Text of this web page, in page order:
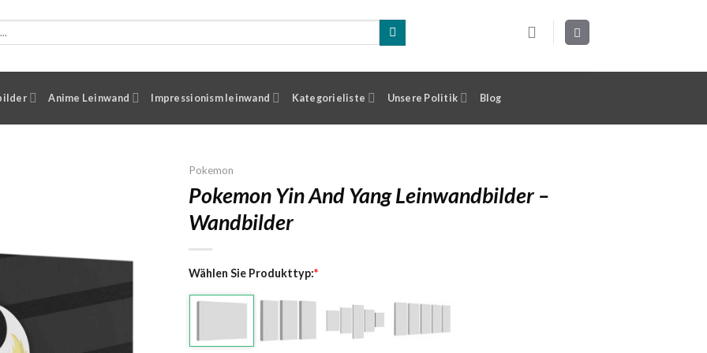
Anime Leinwand Impressionism leinwand Kategorieliste Unsere Politik Blog
Pokemon
Pokemon Yin And Yang Leinwandbilder –
Wandbilder
Wählen Sie Produkttyp:*